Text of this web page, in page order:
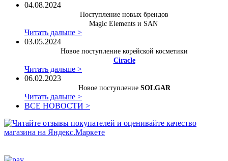
04.08.2024
Поступление новых брендов
Magic Elements и SAN
Читать дальше >
03.05.2024
Новое поступление корейской косметики
Ciracle
Читать дальше >
06.02.2023
Новое поступление SOLGAR
Читать дальше >
ВСЕ НОВОСТИ >